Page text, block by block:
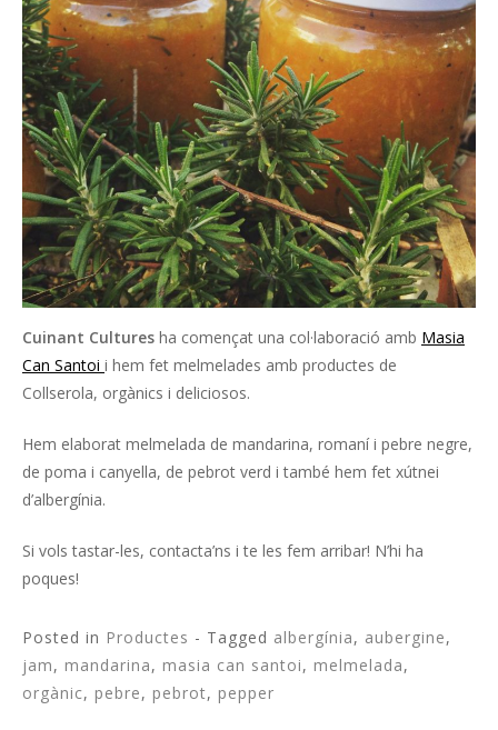
Cuinant Cultures ha començat una col·laboració amb Masia
Can Santoi i hem fet melmelades amb productes de
Collserola, orgànics i deliciosos.
Hem elaborat melmelada de mandarina, romaní i pebre negre,
de poma i canyella, de pebrot verd i també hem fet xútnei
d’albergínia.
Si vols tastar-les, contacta’ns i te les fem arribar! N’hi ha
poques!
Posted in Productes - Tagged albergínia, aubergine,
jam, mandarina, masia can santoi, melmelada,
orgànic, pebre, pebrot, pepper